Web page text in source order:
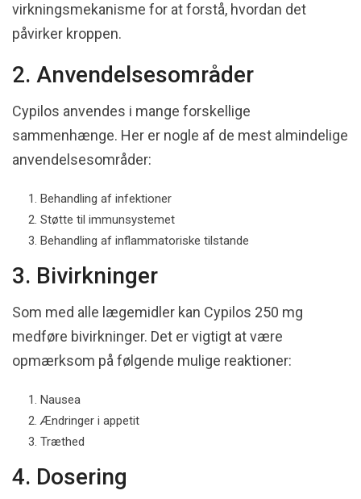
virkningsmekanisme for at forstå, hvordan det
påvirker kroppen.
2. Anvendelsesområder
Cypilos anvendes i mange forskellige
sammenhænge. Her er nogle af de mest almindelige
anvendelsesområder:
Behandling af infektioner
Støtte til immunsystemet
Behandling af inflammatoriske tilstande
3. Bivirkninger
Som med alle lægemidler kan Cypilos 250 mg
medføre bivirkninger. Det er vigtigt at være
opmærksom på følgende mulige reaktioner:
Nausea
Ændringer i appetit
Træthed
4. Dosering